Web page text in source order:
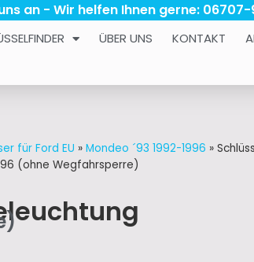
an - Wir helfen Ihnen gerne: 06707-
ÜBER UNS KONTAKT
für Ford EU » Mondeo ´93 1992-1996 »
(ohne Wegfahrsperre)